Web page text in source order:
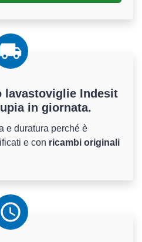
lavastoviglie Indesit
in giornata.
e duratura perché è
e con ricambi originali